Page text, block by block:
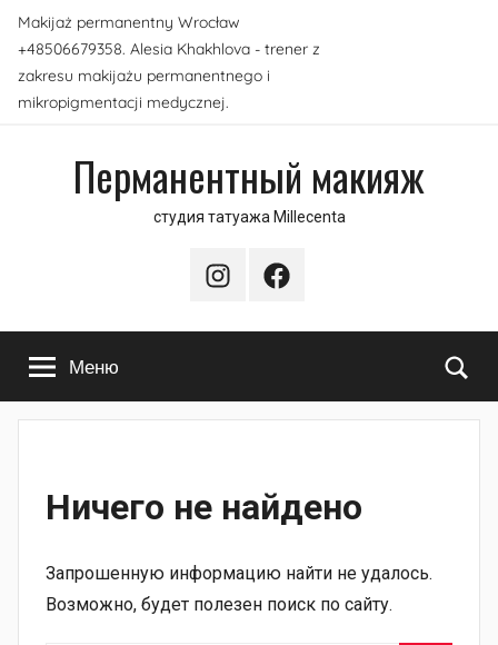
Перейти
содержимому
Makijaż permanentny Wrocław
+48506679358. Alesia Khakhlova - trener z
zakresu makijażu permanentnego i
mikropigmentacji medycznej.
Перманентный макияж
студия татуажа Millecenta
InstagramFacebook
Меню
Ничего не найдено
Запрошенную информацию найти не удалось.
Возможно, будет полезен поиск по сайту.